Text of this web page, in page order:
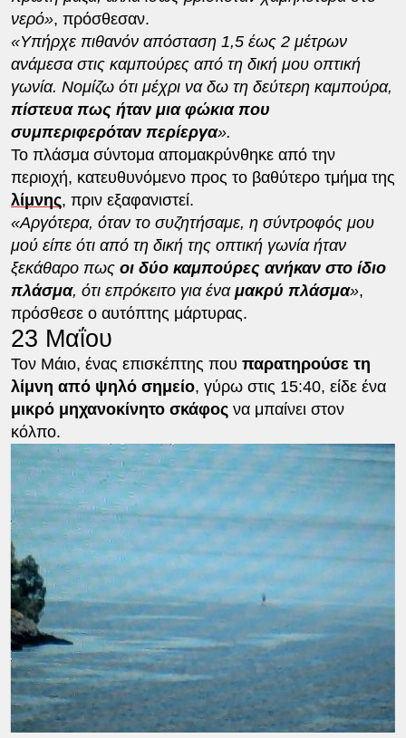
νερό», πρόσθεσαν.
«Υπήρχε πιθανόν απόσταση 1,5 έως 2 μέτρων
ανάμεσα στις καμπούρες από τη δική μου οπτική
γωνία. Νομίζω ότι μέχρι να δω τη δεύτερη καμπούρα,
πίστευα πως ήταν μια φώκια που
συμπεριφερόταν περίεργα».
Το πλάσμα σύντομα απομακρύνθηκε από την
περιοχή, κατευθυνόμενο προς το βαθύτερο τμήμα της
λίμνης, πριν εξαφανιστεί.
«Αργότερα, όταν το συζητήσαμε, η σύντροφός μου
μού είπε ότι από τη δική της οπτική γωνία ήταν
ξεκάθαρο πως οι δύο καμπούρες ανήκαν στο ίδιο
πλάσμα, ότι επρόκειτο για ένα μακρύ πλάσμα»,
πρόσθεσε ο αυτόπτης μάρτυρας.
23 Μαΐου
Τον Μάιο, ένας επισκέπτης που παρατηρούσε τη
λίμνη από ψηλό σημείο, γύρω στις 15:40, είδε ένα
μικρό μηχανοκίνητο σκάφοςνα μπαίνει στον
κόλπο.